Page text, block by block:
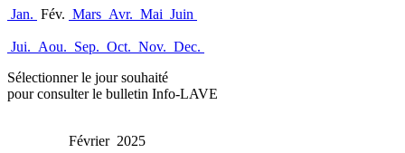
Jan. Fév. Mars Avr. Mai Juin
Jui. Aou. Sep. Oct. Nov. Dec.
Sélectionner le jour souhaité
pour consulter le bulletin Info-LAVE
Février 2025